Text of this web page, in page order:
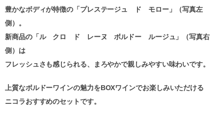
豊かなボディが特徴の「プレステージュ ド モロー」（写真左
側）。
新商品の「ル クロ ド レーヌ ボルドー ルージュ」（写真右
側）は
フレッシュさも感じられる、まろやかで親しみやすい味わいです。
上質なボルドーワインの魅力をBOXワインでお楽しみいただける
ニコラおすすめのセットです。